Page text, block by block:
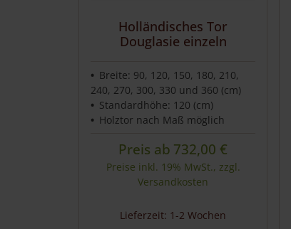
Holländisches Tor
Douglasie einzeln
Breite: 90, 120, 150, 180, 210,
240, 270, 300, 330 und 360 (cm)
Standardhöhe: 120 (cm)
Holztor nach Maß möglich
Preis ab 732,00 €
Preise inkl. 19% MwSt., zzgl.
Versandkosten
Lieferzeit: 1-2 Wochen